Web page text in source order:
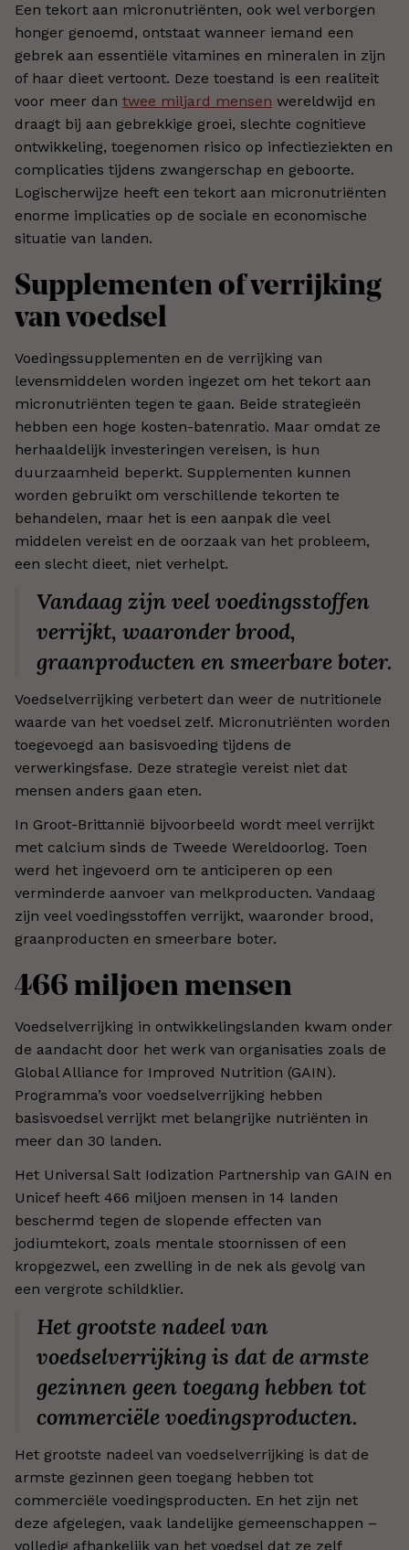
Een tekort aan micronutriënten, ook wel verborgen
honger genoemd, ontstaat wanneer iemand een
gebrek aan essentiële vitamines en mineralen in zijn
of haar dieet vertoont. Deze toestand is een realiteit
voor meer dan twee miljard mensen wereldwijd en
draagt bij aan gebrekkige groei, slechte cognitieve
ontwikkeling, toegenomen risico op infectieziekten en
complicaties tijdens zwangerschap en geboorte.
Logischerwijze heeft een tekort aan micronutriënten
enorme implicaties op de sociale en economische
situatie van landen.
Supplementen of verrijking
van voedsel
Voedingssupplementen en de verrijking van
levensmiddelen worden ingezet om het tekort aan
micronutriënten tegen te gaan. Beide strategieën
hebben een hoge kosten-batenratio. Maar omdat ze
herhaaldelijk investeringen vereisen, is hun
duurzaamheid beperkt. Supplementen kunnen
worden gebruikt om verschillende tekorten te
behandelen, maar het is een aanpak die veel
middelen vereist en de oorzaak van het probleem,
een slecht dieet, niet verhelpt.
Vandaag zijn veel voedingsstoffen
verrijkt, waaronder brood,
graanproducten en smeerbare boter.
Voedselverrijking verbetert dan weer de nutritionele
waarde van het voedsel zelf. Micronutriënten worden
toegevoegd aan basisvoeding tijdens de
verwerkingsfase. Deze strategie vereist niet dat
mensen anders gaan eten.
In Groot-Brittannië bijvoorbeeld wordt meel verrijkt
met calcium sinds de Tweede Wereldoorlog. Toen
werd het ingevoerd om te anticiperen op een
verminderde aanvoer van melkproducten. Vandaag
zijn veel voedingsstoffen verrijkt, waaronder brood,
graanproducten en smeerbare boter.
466 miljoen mensen
Voedselverrijking in ontwikkelingslanden kwam onder
de aandacht door het werk van organisaties zoals de
Global Alliance for Improved Nutrition (GAIN).
Programma’s voor voedselverrijking hebben
basisvoedsel verrijkt met belangrijke nutriënten in
meer dan 30 landen.
Het Universal Salt Iodization Partnership van GAIN en
Unicef heeft 466 miljoen mensen in 14 landen
beschermd tegen de slopende effecten van
jodiumtekort, zoals mentale stoornissen of een
kropgezwel, een zwelling in de nek als gevolg van
een vergrote schildklier.
Het grootste nadeel van
voedselverrijking is dat de armste
gezinnen geen toegang hebben tot
commerciële voedingsproducten.
Het grootste nadeel van voedselverrijking is dat de
armste gezinnen geen toegang hebben tot
commerciële voedingsproducten. En het zijn net
deze afgelegen, vaak landelijke gemeenschappen –
volledig afhankelijk van het voedsel dat ze zelf